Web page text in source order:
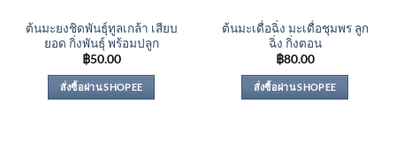
ต้นมะยงชิดพันธุ์ทูลเกล้า เสียบ
ยอด กิ่งพันธุ์ พร้อมปลูก
฿50.00
สั่งซื้อผ่าน SHOPEE
ต้นมะเดื่อฉิ่ง มะเดื่อชุมพร ลูก
ฉิ่ง กิ่งตอน
฿80.00
สั่งซื้อผ่าน SHOPEE